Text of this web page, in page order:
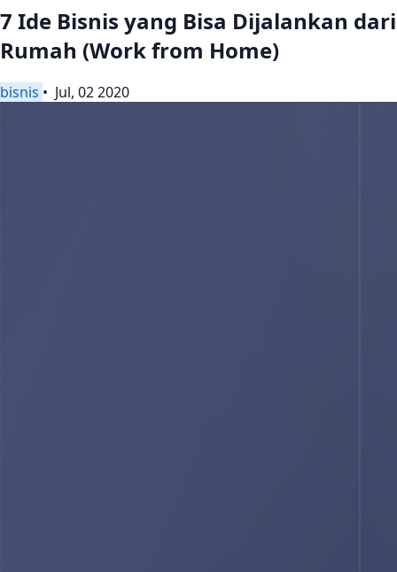
7 Ide Bisnis yang Bisa Dijalankan dari
Rumah (Work from Home)
bisnis • Jul, 02 2020